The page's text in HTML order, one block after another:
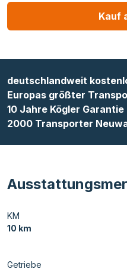
Kauf
deutschlandweit
Europas größter
10 Jahre Kögler Garantie
2000 Transporter
KM
10 km
Getriebe